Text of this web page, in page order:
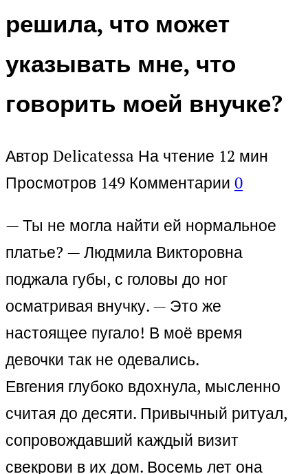
решила, что может
указывать мне, что
говорить моей внучке?
Автор Delicatessa На чтение 12 мин
Просмотров 149 Комментарии 0
— Ты не могла найти ей нормальное
платье? — Людмила Викторовна
поджала губы, с головы до ног
осматривая внучку. — Это же
настоящее пугало! В моё время
девочки так не одевались.
Евгения глубоко вдохнула, мысленно
считая до десяти. Привычный ритуал,
сопровождавший каждый визит
свекрови в их дом. Восемь лет она